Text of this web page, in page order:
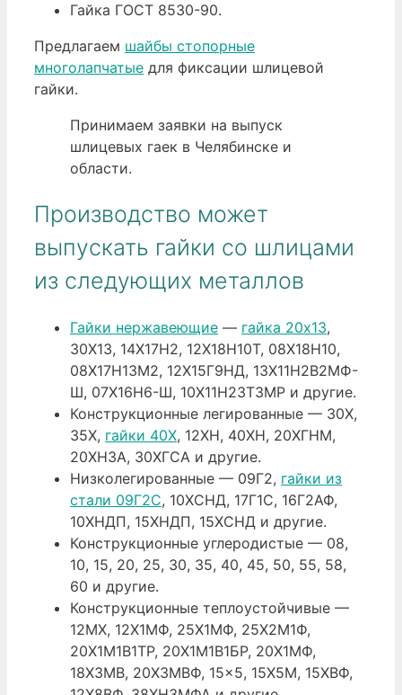
Гайка ГОСТ 8530-90.
Предлагаем шайбы стопорные
многолапчатые для фиксации шлицевой
гайки.
Принимаем заявки на выпуск
шлицевых гаек в Челябинске и
области.
Производство может
выпускать гайки со шлицами
из следующих металлов
Гайки нержавеющие — гайка 20х13,
30Х13, 14Х17Н2, 12Х18Н10Т, 08Х18Н10,
08Х17Н13М2, 12Х15Г9НД, 13Х11Н2В2МФ-
Ш, 07Х16Н6-Ш, 10Х11Н23Т3МР и другие.
Конструкционные легированные — 30Х,
35Х, гайки 40Х, 12ХН, 40ХН, 20ХГНМ,
20ХН3А, 30ХГСА и другие.
Низколегированные — 09Г2, гайки из
стали 09Г2С, 10ХСНД, 17Г1С, 16Г2АФ,
10ХНДП, 15ХНДП, 15ХСНД и другие.
Конструкционные углеродистые — 08,
10, 15, 20, 25, 30, 35, 40, 45, 50, 55, 58,
60 и другие.
Конструкционные теплоустойчивые —
12МХ, 12Х1МФ, 25Х1МФ, 25Х2М1Ф,
20Х1М1В1ТР, 20Х1М1В1БР, 20Х1МФ,
18Х3МВ, 20Х3МВФ, 15×5, 15Х5М, 15ХВФ,